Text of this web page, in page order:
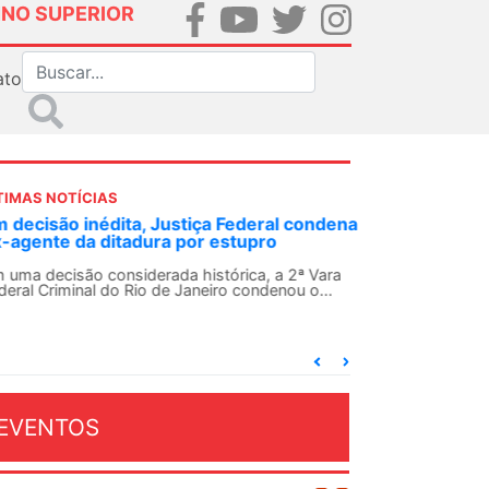
SUPERIOR
NOTÍCIAS
decisão inédita, Justiça Federal condena
agente da ditadura por estupro
uma decisão considerada histórica, a 2ª Vara
Criminal do Rio de Janeiro condenou o...
2026